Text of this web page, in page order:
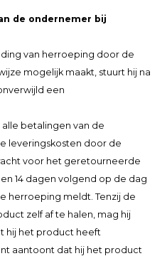
de ondernemer bij
van herroeping door de
mogelijk maakt, stuurt hij na
een
betalingen van de
leveringskosten door de
voor het geretourneerde
14 dagen volgend op de dag
herroeping meldt. Tenzij de
zelf af te halen, mag hij
hij het product heeft
aantoont dat hij het product